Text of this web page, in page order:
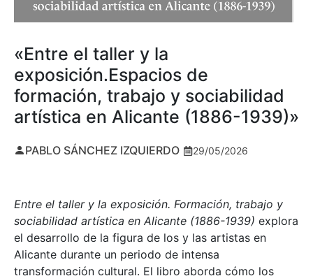
«Entre el taller y la
exposición.Espacios de
formación, trabajo y sociabilidad
artística en Alicante (1886-1939)»
PABLO SÁNCHEZ IZQUIERDO 29/05/2026
Entre el taller y la exposición. Formación, trabajo y
sociabilidad artística en Alicante (1886-1939) explora
el desarrollo de la figura de los y las artistas en
Alicante durante un periodo de intensa
transformación cultural. El libro aborda cómo los